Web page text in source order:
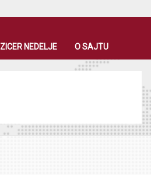
ZICER NEDELJE O SAJTU